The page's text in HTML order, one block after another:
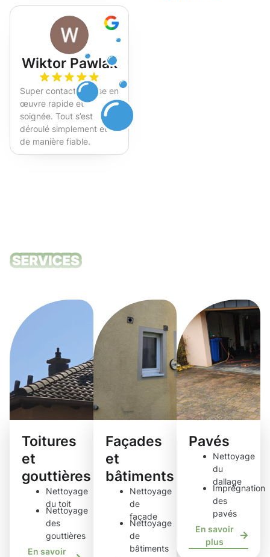
Wiktor Pawlak
Super contact et mise en
œuvre rapide et
soignée. Tout s’est
déroulé simplement et
de manière fiable.
Fortement recommandé !
Toitures
et
gouttières
Nettoyage
du toit
Nettoyage
des
gouttières
En savoir
Façades
et
bâtiments
Nettoyage
de
façade
Nettoyage
de
bâtiments
Pavés
Nettoyage
du
dallage
Imprégnation
des
pavés
En savoir
plus